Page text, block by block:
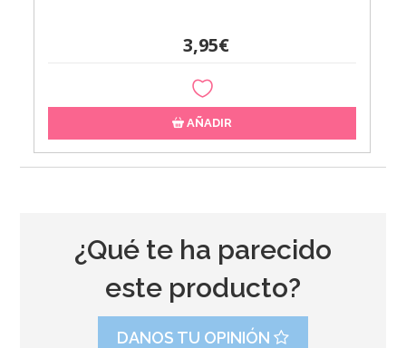
3,95€
AÑADIR
¿Qué te ha parecido
este producto?
DANOS TU OPINIÓN